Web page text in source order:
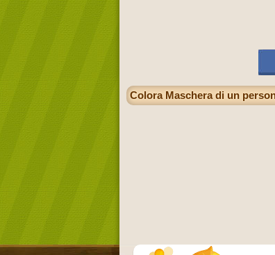
Colora Maschera di un